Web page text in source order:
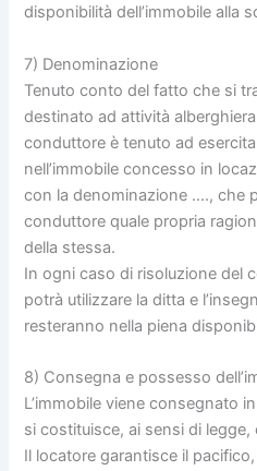
disponibilità dell’immobile alla
7) Denominazione
Tenuto conto del fatto che si
destinato ad attività
conduttore è tenuto ad
nell’immobile concesso in
con la denominazione …., che
conduttore quale propria
della stessa.
In ogni caso di risoluzione del
potrà utilizzare la ditta e
resteranno nella piena
8) Consegna e possesso
L’immobile viene consegnato
si costituisce, ai sensi di legge,
Il locatore garantisce il